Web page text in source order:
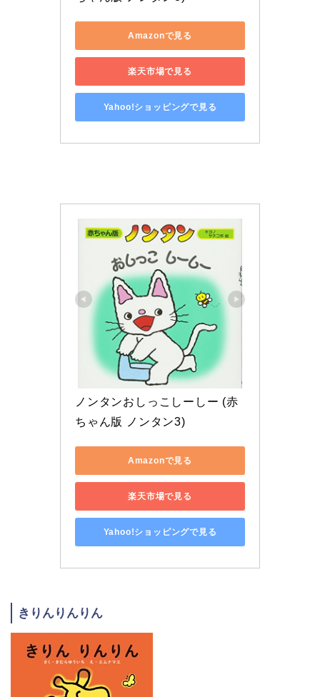
Amazonで見る
楽天市場で見る
Yahoo!ショッピングで見る
ノンタンおしっこしーしー (赤
ちゃん版 ノンタン3)
Amazonで見る
楽天市場で見る
Yahoo!ショッピングで見る
きりんりんりん